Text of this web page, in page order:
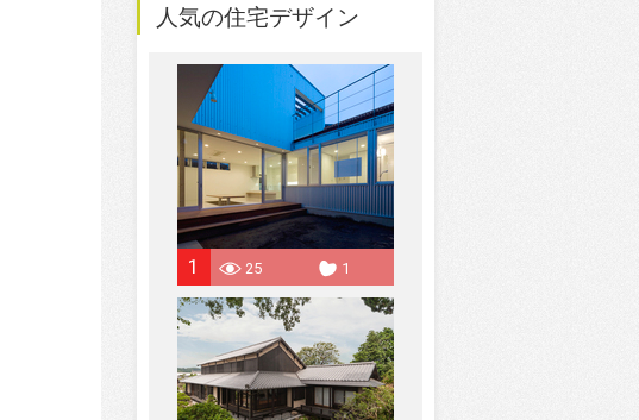
人気の住宅デザイン
1 25 1